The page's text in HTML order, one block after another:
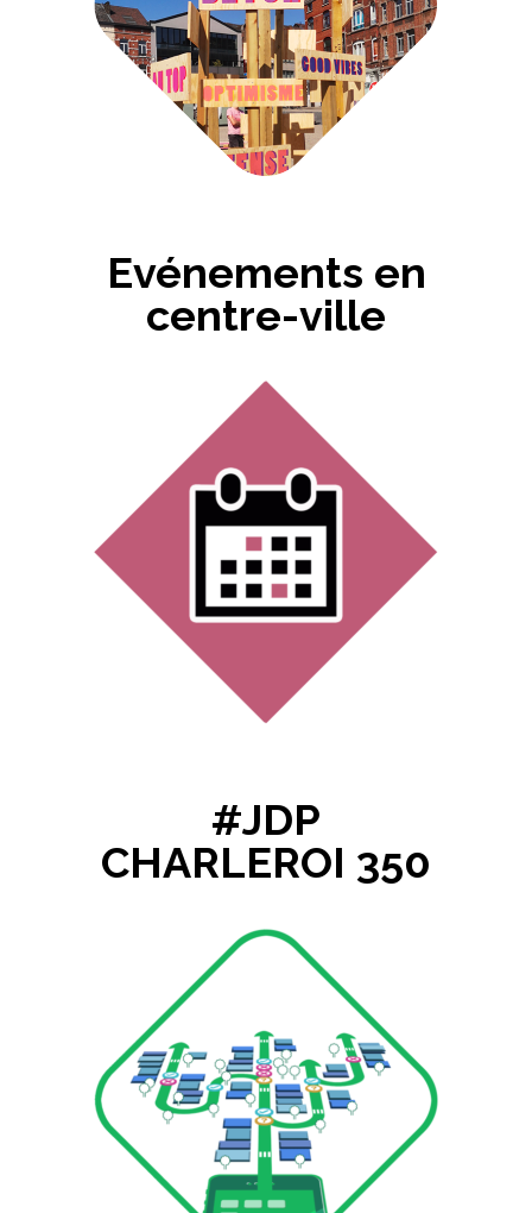
Evénements en
centre-ville
#JDP
CHARLEROI 350